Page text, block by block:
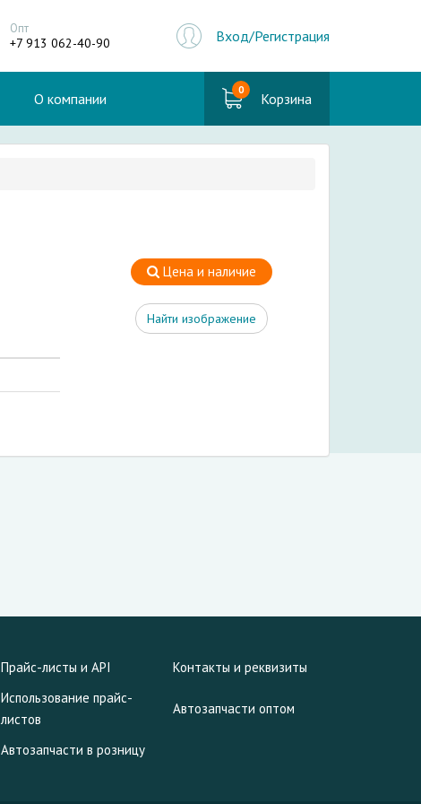
Опт
+7 913 062-40-90 Вход/Регистрация
О компании 0 Корзина
Цена и наличие
Найти изображение
Прайс-листы и API Контакты и реквизиты
Использование прайс-
листов
Автозапчасти оптом
Автозапчасти в розницу